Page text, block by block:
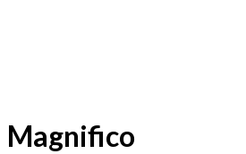
Magnifico